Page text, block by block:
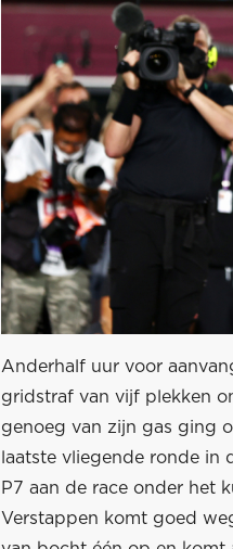
Anderhalf uur voor
gridstraf van vijf plekken
genoeg van zijn gas ging
laatste vliegende ronde in
P7 aan de race onder het
Verstappen komt goed